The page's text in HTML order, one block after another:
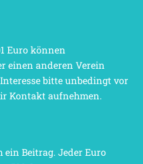
Euro können
einen anderen Verein
bitte unbedingt vor
Kontakt aufnehmen.
Beitrag. Jeder Euro